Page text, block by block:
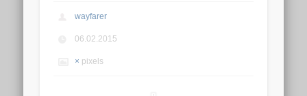
wayfarer
06.02.2015
× pixels